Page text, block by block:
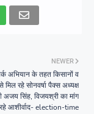
NEWER
अभियान के तहत किसानों व
रहे सोनवर्षा पैक्स अध्यक्ष
अजय सिंह, विजयश्री का मांग
रहे आशीर्वाद- election-time